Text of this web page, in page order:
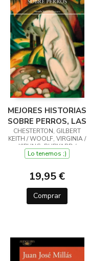
MEJORES HISTORIAS
SOBRE PERROS, LAS
CHESTERTON, GILBERT
KEITH / WOOLF, VIRGINIA /
KIPLING, RUDYARD /
LONDON, JACK
Lo tenemos ;)
19,95 €
Comprar